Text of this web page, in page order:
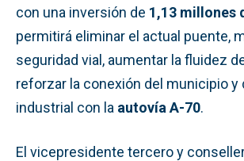
con una inversión de 1,13 millones
permitirá eliminar el actual puente,
seguridad vial, aumentar la fluidez
reforzar la conexión del municipio y
industrial con la autovía A-70.
El vicepresidente tercero y